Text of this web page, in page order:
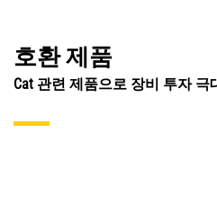
호환 제품
Cat 관련 제품으로 장비 투자 극